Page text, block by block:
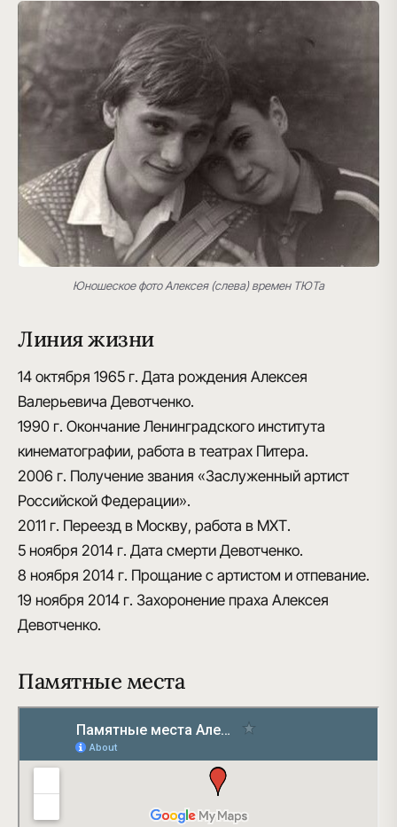
Юношеское фото Алексея (слева) времен ТЮТа
Линия жизни
14 октября 1965 г. Дата рождения Алексея
Валерьевича Девотченко.
1990 г. Окончание Ленинградского института
кинематографии, работа в театрах Питера.
2006 г. Получение звания «Заслуженный артист
Российской Федерации».
2011 г. Переезд в Москву, работа в МХТ.
5 ноября 2014 г. Дата смерти Девотченко.
8 ноября 2014 г. Прощание с артистом и отпевание.
19 ноября 2014 г. Захоронение праха Алексея
Девотченко.
Памятные места